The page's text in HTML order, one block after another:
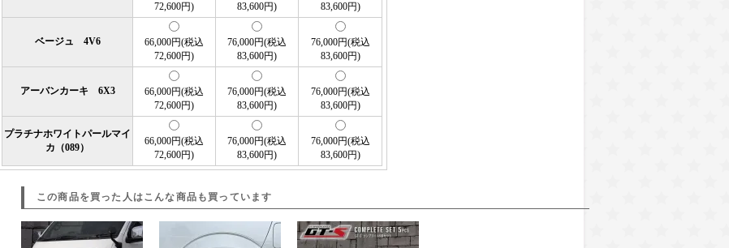
72,600円)
83,600円)
83,600円)
ベージュ 4V6
66,000円(税込
72,600円)
76,000円(税込
83,600円)
76,000円(税込
83,600円)
アーバンカーキ 6X3
66,000円(税込
72,600円)
76,000円(税込
83,600円)
76,000円(税込
83,600円)
プラチナホワイトパールマイ
カ（089）
66,000円(税込
72,600円)
76,000円(税込
83,600円)
76,000円(税込
83,600円)
この商品を買った人はこんな商品も買っています